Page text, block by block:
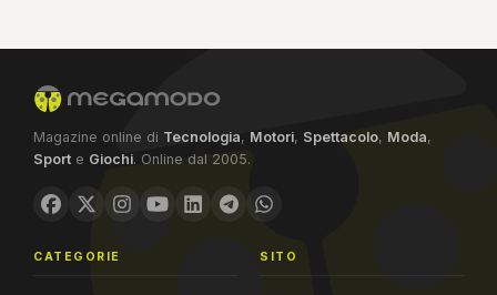
Magazine online di Tecnologia, Motori, Spettacolo, Moda,
Sport e Giochi. Online dal 2005.
CATEGORIE SITO